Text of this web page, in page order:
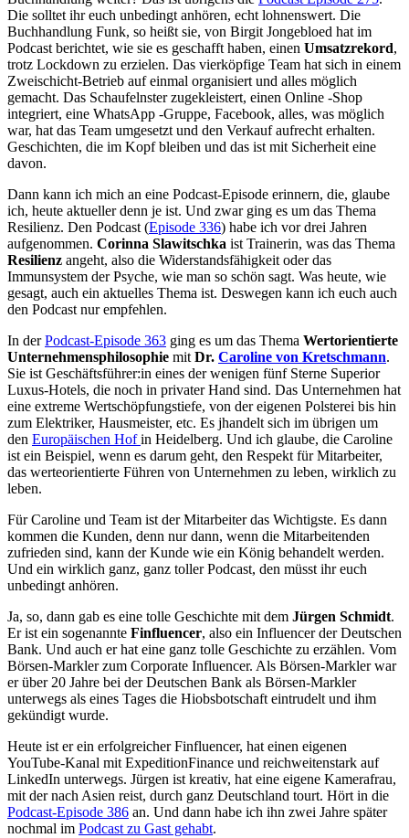
Die solltet ihr euch unbedingt anhören, echt lohnenswert. Die
Buchhandlung Funk, so heißt sie, von Birgit Jongebloed hat im
Podcast berichtet, wie sie es geschafft haben, einen Umsatzrekord,
trotz Lockdown zu erzielen. Das vierköpfige Team hat sich in einem
Zweischicht-Betrieb auf einmal organisiert und alles möglich
gemacht. Das Schaufelnster zugekleistert, einen Online -Shop
integriert, eine WhatsApp -Gruppe, Facebook, alles, was möglich
war, hat das Team umgesetzt und den Verkauf aufrecht erhalten.
Geschichten, die im Kopf bleiben und das ist mit Sicherheit eine
davon.
Dann kann ich mich an eine Podcast-Episode erinnern, die, glaube
ich, heute aktueller denn je ist. Und zwar ging es um das Thema
Resilienz. Den Podcast (Episode 336) habe ich vor drei Jahren
aufgenommen. Corinna Slawitschka ist Trainerin, was das Thema
Resilienz angeht, also die Widerstandsfähigkeit oder das
Immunsystem der Psyche, wie man so schön sagt. Was heute, wie
gesagt, auch ein aktuelles Thema ist. Deswegen kann ich euch auch
den Podcast nur empfehlen.
In derPodcast-Episode 363 ging es um das Thema Wertorientierte
Unternehmensphilosophie mit Dr. Caroline von Kretschmann.
Sie ist Geschäftsführer:in eines der wenigen fünf Sterne Superior
Luxus-Hotels, die noch in privater Hand sind. Das Unternehmen hat
eine extreme Wertschöpfungstiefe, von der eigenen Polsterei bis hin
zum Elektriker, Hausmeister, etc. Es jhandelt sich im übrigen um
den Europäischen Hofin Heidelberg. Und ich glaube, die Caroline
ist ein Beispiel, wenn es darum geht, den Respekt für Mitarbeiter,
das werteorientierte Führen von Unternehmen zu leben, wirklich zu
leben.
Für Caroline und Team ist der Mitarbeiter das Wichtigste. Es dann
kommen die Kunden, denn nur dann, wenn die Mitarbeitenden
zufrieden sind, kann der Kunde wie ein König behandelt werden.
Und ein wirklich ganz, ganz toller Podcast, den müsst ihr euch
unbedingt anhören.
Ja, so, dann gab es eine tolle Geschichte mit dem Jürgen Schmidt.
Er ist ein sogenannte Finfluencer, also ein Influencer der Deutschen
Bank. Und auch er hat eine ganz tolle Geschichte zu erzählen. Vom
Börsen-Markler zum Corporate Influencer. Als Börsen-Markler war
er über 20 Jahre bei der Deutschen Bank als Börsen-Markler
unterwegs als eines Tages die Hiobsbotschaft eintrudelt und ihm
gekündigt wurde.
Heute ist er ein erfolgreicher Finfluencer, hat einen eigenen
YouTube-Kanal mit ExpeditionFinance und reichweitenstark auf
LinkedIn unterwegs. Jürgen ist kreativ, hat eine eigene Kamerafrau,
mit der nach Asien reist, durch ganz Deutschland tourt. Hört in die
Podcast-Episode 386 an. Und dann habe ich ihn zwei Jahre später
nochmal im Podcast zu Gast gehabt.